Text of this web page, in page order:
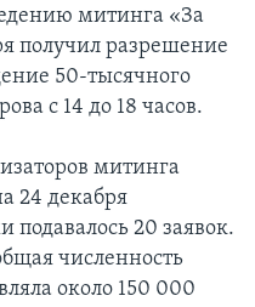
митинга «За
получил разрешение
50-тысячного
с 14 до 18 часов.
митинга
24 декабря
20 заявок.
численность
около 150 000